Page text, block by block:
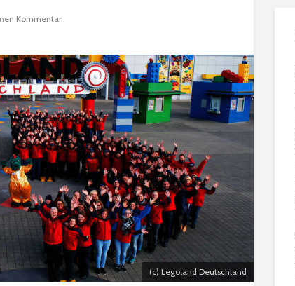
Kommentar
(c) Legoland Deutschland